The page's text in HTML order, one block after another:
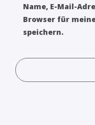
Name, E-Mail-
Browser für
speichern.